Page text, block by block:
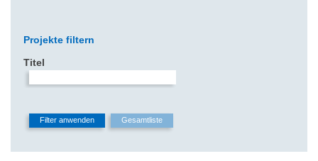
Projekte filtern
Titel